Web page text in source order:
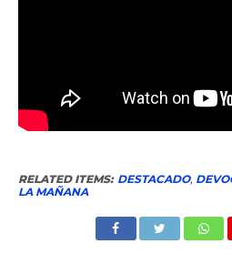
RELATED ITEMS: DESTACADO,
LA MAÑANA